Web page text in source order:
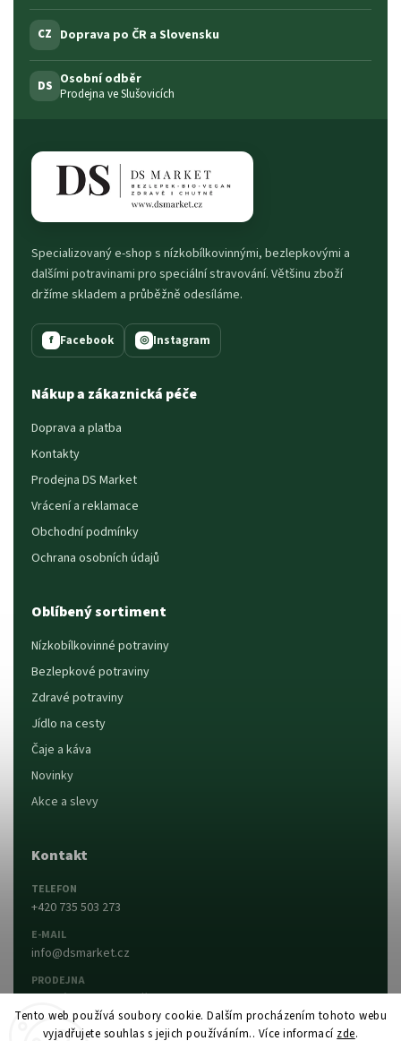
Tento web používá soubory cookie. Dalším procházením tohoto webu
vyjadřujete souhlas s jejich používáním.. Více informací zde.
CZ Doprava po ČR a Slovensku
DS Osobní odběr
Prodejna ve Slušovicích
Specializovaný e-shop s nízkobílkovinnými, bezlepkovými a
dalšími potravinami pro speciální stravování. Většinu zboží
držíme skladem a průběžně odesíláme.
f Facebook ◎ Instagram
Nákup a zákaznická péče
Doprava a platba
Kontakty
Prodejna DS Market
Vrácení a reklamace
Obchodní podmínky
Ochrana osobních údajů
Oblíbený sortiment
Nízkobílkovinné potraviny
Bezlepkové potraviny
Zdravé potraviny
Jídlo na cesty
Čaje a káva
Novinky
Akce a slevy
Kontakt
TELEFON
+420 735 503 273
E-MAIL
info@dsmarket.cz
PRODEJNA
Dlouhá 90, 763 15 Slušovice